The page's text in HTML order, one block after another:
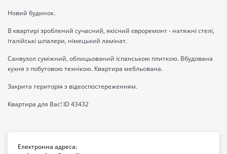
Новий будинок.
В квартирі зроблений сучасний, якісний євроремонт - натяжні стелі,
італійські шпалери, німецький ламінат.
Санвузол суміжний, облицьований іспанською плиткою. Вбудована
кухня з побутовою технікою. Квартира мебльована.
Закрита територія з відеоспостереженням.
Квартира для Вас! ID 43432
Електронна адреса: